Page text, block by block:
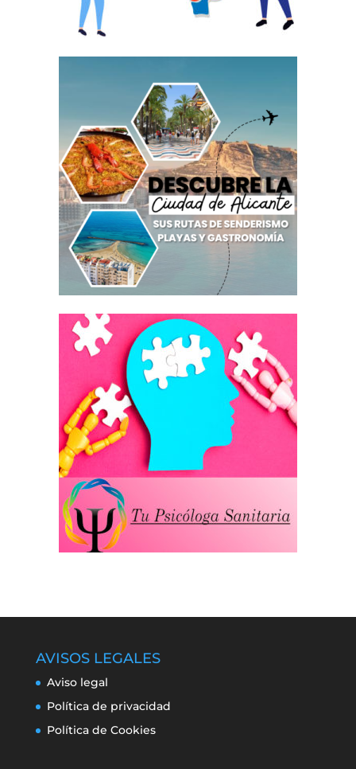
AVISOS LEGALES
Aviso legal
Política de privacidad
Política de Cookies